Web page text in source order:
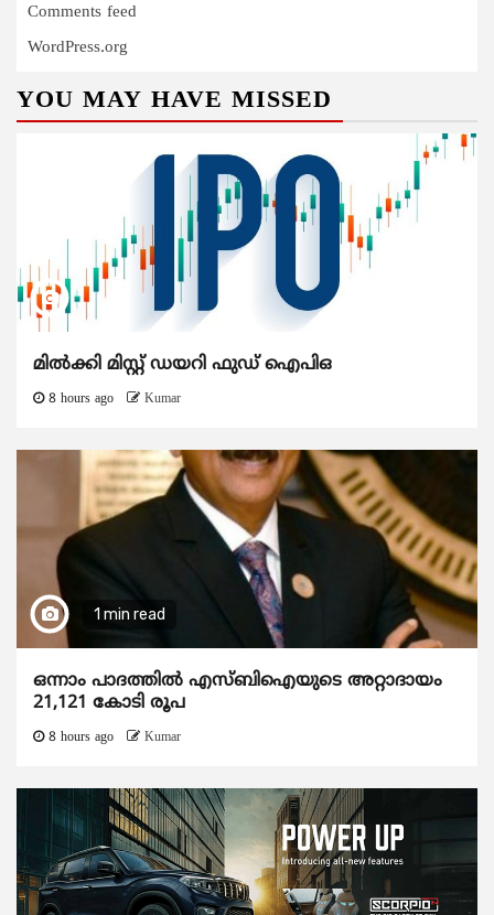
Comments feed
WordPress.org
YOU MAY HAVE MISSED
മിൽക്കി മിസ്റ്റ് ഡയറി ഫുഡ് ഐപിഒ
8 hours ago Kumar
1 min read
ഒന്നാം പാദത്തിൽ എസ്ബിഐയുടെ അറ്റാദായം
21,121 കോടി രൂപ
8 hours ago Kumar